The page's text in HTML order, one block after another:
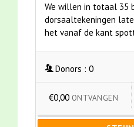
We willen in totaal 35
dorsaaltekeningen
het vanaf de kant
Donors : 0
€0,00 ONTVANGEN